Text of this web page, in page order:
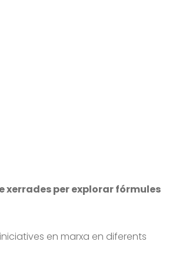
xerrades per explorar fórmules
en marxa en diferents